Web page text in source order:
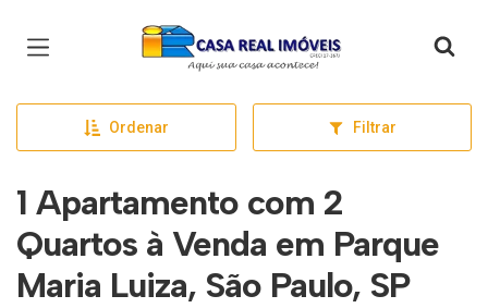
Página inicial
Ordenar Filtrar
1 Apartamento com 2
Quartos à Venda em Parque
Maria Luiza, São Paulo, SP